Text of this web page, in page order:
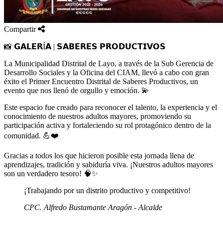
Compartir
📸 𝗚𝗔𝗟𝗘𝗥Í𝗔 | 𝗦𝗔𝗕𝗘𝗥𝗘𝗦 𝗣𝗥𝗢𝗗𝗨𝗖𝗧𝗜𝗩𝗢𝗦
La Municipalidad Distrital de Layo, a través de la Sub Gerencia de
Desarrollo Sociales y la Oficina del CIAM, llevó a cabo con gran
éxito el Primer Encuentro Distrital de Saberes Productivos, un
evento que nos llenó de orgullo y emoción. 💫
Este espacio fue creado para reconocer el talento, la experiencia y el
conocimiento de nuestros adultos mayores, promoviendo su
participación activa y fortaleciendo su rol protagónico dentro de la
comunidad. 💪❤️
Gracias a todos los que hicieron posible esta jornada llena de
aprendizajes, tradición y sabiduría viva. ¡Nuestros adultos mayores
son un verdadero tesoro! 🧠✨
¡Trabajando por un distrito productivo y competitivo!
CPC. Alfredo Bustamante Aragón - Alcalde